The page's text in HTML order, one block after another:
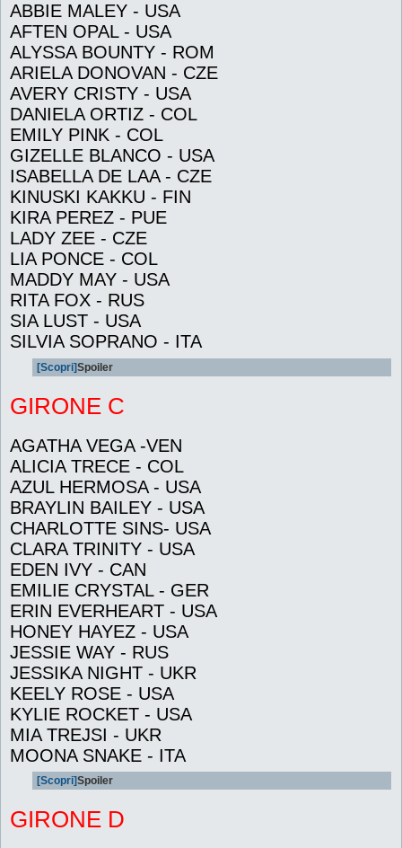
ABBIE MALEY - USA
AFTEN OPAL - USA
ALYSSA BOUNTY - ROM
ARIELA DONOVAN - CZE
AVERY CRISTY - USA
DANIELA ORTIZ - COL
EMILY PINK - COL
GIZELLE BLANCO - USA
ISABELLA DE LAA - CZE
KINUSKI KAKKU - FIN
KIRA PEREZ - PUE
LADY ZEE - CZE
LIA PONCE - COL
MADDY MAY - USA
RITA FOX - RUS
SIA LUST - USA
SILVIA SOPRANO - ITA
[Scopri]Spoiler
GIRONE C
AGATHA VEGA -VEN
ALICIA TRECE - COL
AZUL HERMOSA - USA
BRAYLIN BAILEY - USA
CHARLOTTE SINS- USA
CLARA TRINITY - USA
EDEN IVY - CAN
EMILIE CRYSTAL - GER
ERIN EVERHEART - USA
HONEY HAYEZ - USA
JESSIE WAY - RUS
JESSIKA NIGHT - UKR
KEELY ROSE - USA
KYLIE ROCKET - USA
MIA TREJSI - UKR
MOONA SNAKE - ITA
[Scopri]Spoiler
GIRONE D